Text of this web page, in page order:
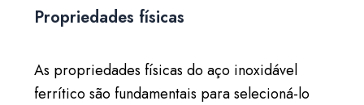
Propriedades físicas
As propriedades físicas do aço inoxidável
ferrítico são fundamentais para selecioná-lo